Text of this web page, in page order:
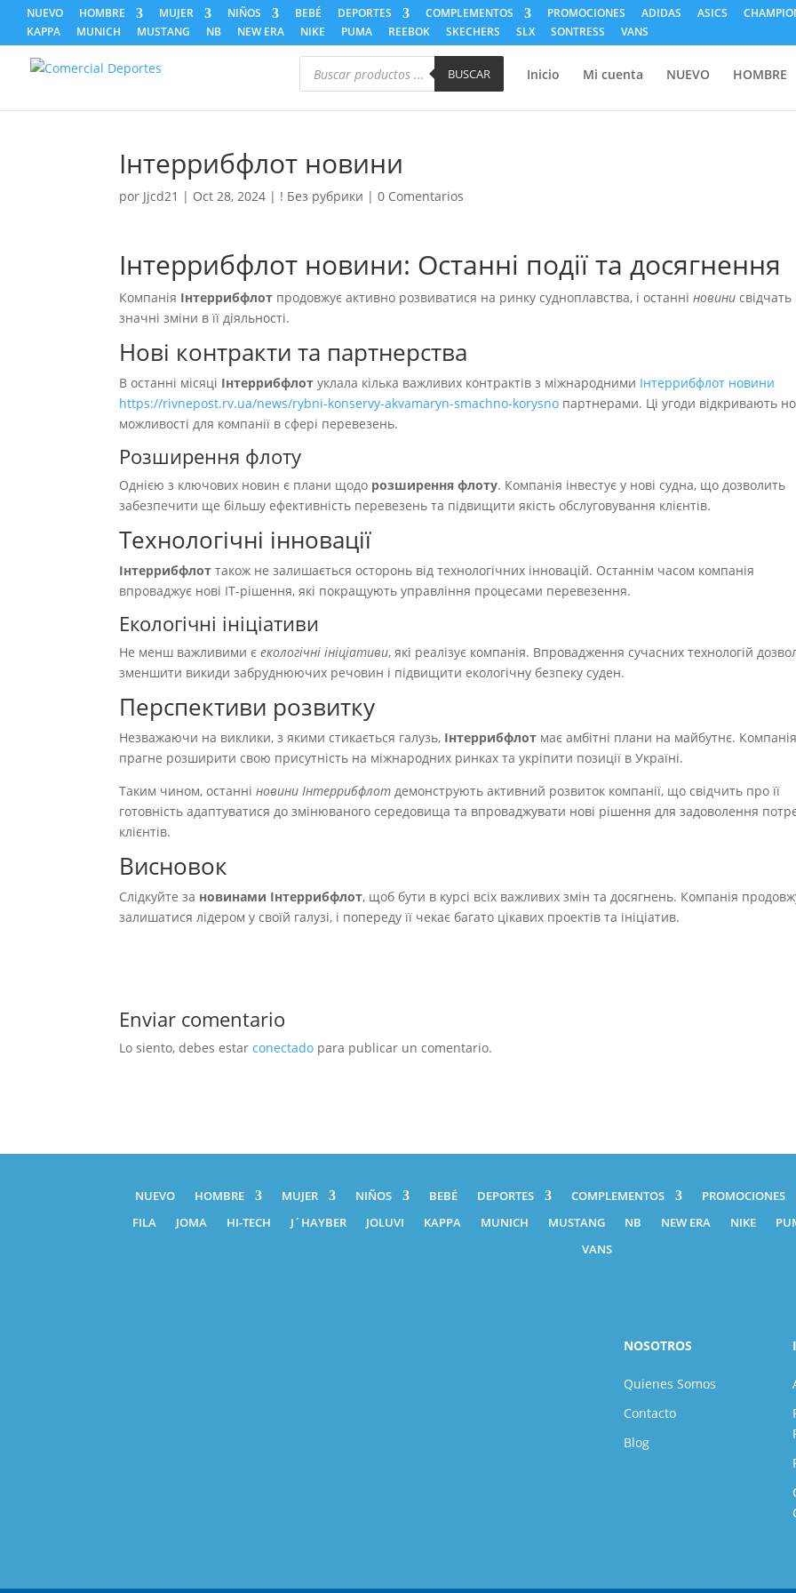
NUEVO HOMBRE MUJER NIÑOS BEBÉ DEPORTES COMPLEMENTOS PROMOCIONES ADIDAS ASICS
KAPPA
MUNICH MUSTANG NB NEW ERA NIKE PUMA REEBOK SKECHERS SLX SONTRESS VANS
Búsqueda
productos
BUSCAR Inicio Mi cuenta NUEVO HOMBRE
Інтеррибфлот новини
por Jjcd21 | Oct 28, 2024 | ! Без рубрики |0 Comentarios
Інтеррибфлот новини: Останні події та досягнення
Компанія Інтеррибфлот продовжує активно розвиватися на ринку судноплавства, і останніновини
значні зміни в її діяльності.
Нові контракти та партнерства
В останні місяці Інтеррибфлот уклала кілька важливих контрактів з міжнародними Інтеррибфлот новини
https://rivnepost.rv.ua/news/rybni-konservy-akvamaryn-smachno-korysno партнерами. Ці угоди відкривають
можливості для компанії в сфері перевезень.
Розширення флоту
Однією з ключових новин є плани щодо розширення флоту. Компанія інвестує у нові судна, що дозволить
забезпечити ще більшу ефективність перевезень та підвищити якість обслуговування клієнтів.
Технологічні інновації
Інтеррибфлот також не залишається осторонь від технологічних інновацій. Останнім часом компанія
впроваджує нові IT-рішення, які покращують управління процесами перевезення.
Екологічні ініціативи
Не менш важливими єекологічні ініціативи, які реалізує компанія. Впровадження сучасних технологій
зменшити викиди забруднюючих речовин і підвищити екологічну безпеку суден.
Перспективи розвитку
Незважаючи на виклики, з якими стикається галузь, Інтеррибфлот має амбітні плани на майбутнє. Компанія
прагне розширити свою присутність на міжнародних ринках та укріпити позиції в Україні.
Таким чином, останніновини Інтеррибфлот демонструють активний розвиток компанії, що свідчить про її
готовність адаптуватися до змінюваного середовища та впроваджувати нові рішення для задоволення
клієнтів.
Висновок
Слідкуйте за новинами Інтеррибфлот, щоб бути в курсі всіх важливих змін та досягнень. Компанія
залишатися лідером у своїй галузі, і попереду її чекає багато цікавих проектів та ініціатив.
Enviar comentario
Lo siento, debes estarconectado para publicar un comentario.
NUEVO HOMBRE MUJER NIÑOS BEBÉ DEPORTES COMPLEMENTOS PROMOCIONES
FILA
JOMA HI-TECH J´HAYBER JOLUVI KAPPA MUNICH MUSTANG NB NEW ERA NIKE
VANS
NOSOTROS
Quienes Somos
Contacto
Blog